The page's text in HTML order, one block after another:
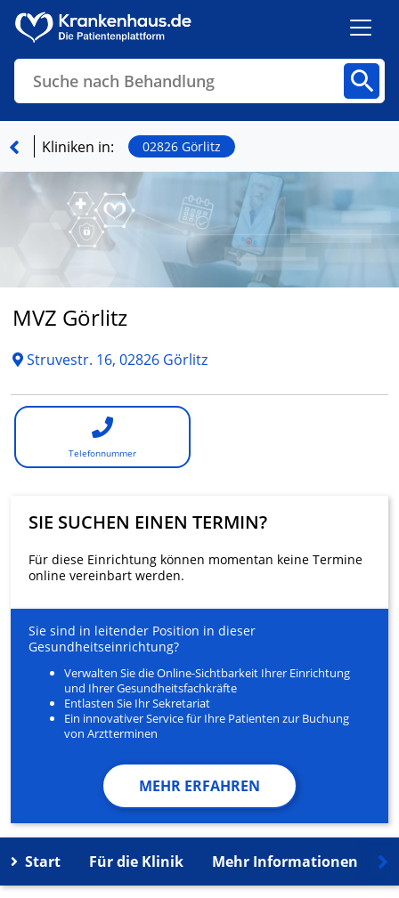
Suche nach Behandlung
Finden
Kliniken in: 02826 Görlitz
MVZ Görlitz
Struvestr. 16, 02826 Görlitz
Telefonnummer
SIE SUCHEN EINEN TERMIN?
Für diese Einrichtung können momentan keine Termine
online vereinbart werden.
Sie sind in leitender Position in dieser
Gesundheitseinrichtung?
Verwalten Sie die Online-Sichtbarkeit Ihrer Einrichtung
und Ihrer Gesundheitsfachkräfte
Entlasten Sie Ihr Sekretariat
Ein innovativer Service für Ihre Patienten zur Buchung
von Arztterminen
MEHR ERFAHREN
Start Für die Klinik Mehr Informationen